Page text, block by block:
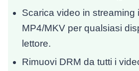
Scarica video in streaming
MP4/MKV per qualsiasi
lettore.
Rimuovi DRM da tutti i